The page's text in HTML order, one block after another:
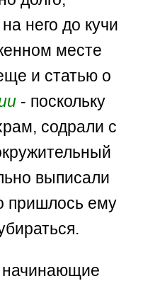
него до кучи
месте
и статью о
- поскольку
содрали с
выписали
пришлось ему
начинающие